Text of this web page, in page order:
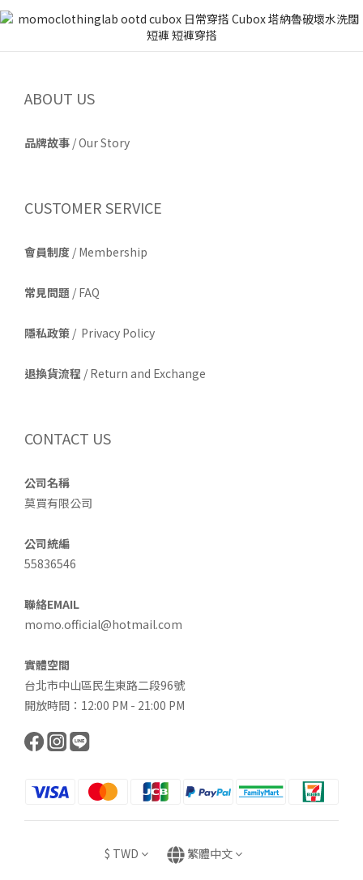
ABOUT US
品牌故事 /Our Story
CUSTOMER SERVICE
會員制度 / Membership
常見問題 / FAQ
隱私政策 / Privacy Policy
退換貨流程 / Return and Exchange
CONTACT US
公司名稱
莫買有限公司
公司統編
55836546
聯絡EMAIL
momo.official@hotmail.com
實體空間
台北市中山區民生東路二段96號
開放時間：12:00 PM - 21:00 PM
$ TWD 繁體中文